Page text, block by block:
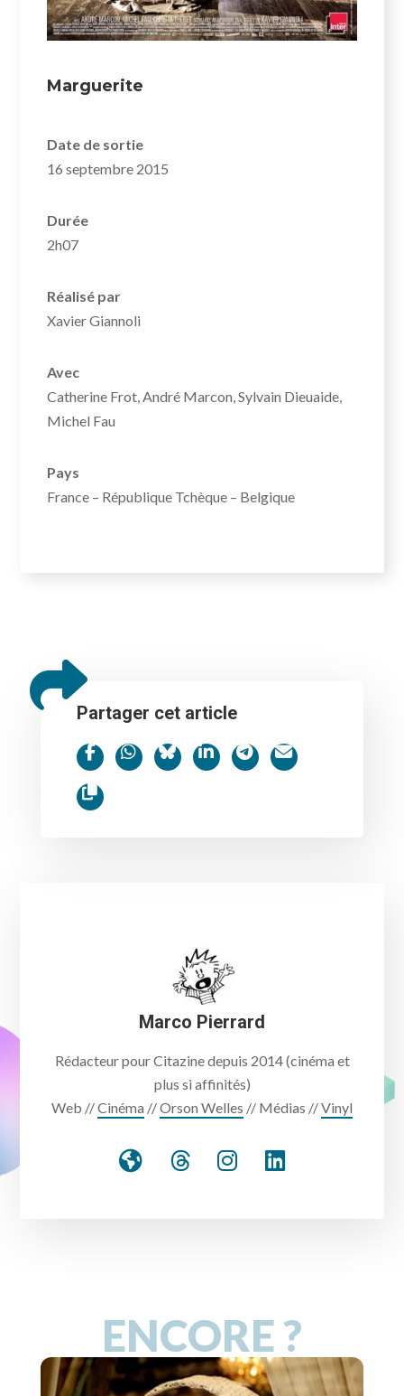
Marguerite
Date de sortie
16 septembre 2015
Durée
2h07
Réalisé par
Xavier Giannoli
Avec
Catherine Frot, André Marcon, Sylvain Dieuaide,
Michel Fau
Pays
France – République Tchèque – Belgique
Partager cet article
Marco Pierrard
Rédacteur pour Citazine depuis 2014 (cinéma et
plus si affinités)
Web //Cinéma //Orson Welles // Médias //Vinyl
ENCORE ?